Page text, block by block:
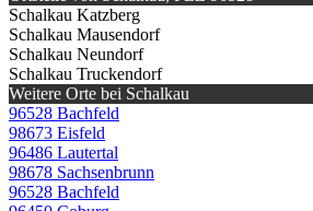
Schalkau Katzberg
Schalkau Mausendorf
Schalkau Neundorf
Schalkau Truckendorf
Weitere Orte bei Schalkau
96528 Bachfeld
98673 Eisfeld
96486 Lautertal
98678 Sachsenbrunn
96528 Bachfeld